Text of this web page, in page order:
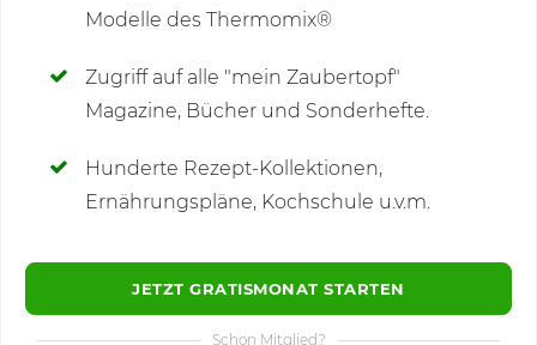
Modelle des Thermomix®
Zugriff auf alle "mein Zaubertopf"
Magazine, Bücher und Sonderhefte.
Hunderte Rezept-Kollektionen,
Ernährungspläne, Kochschule u.v.m.
JETZT GRATISMONAT STARTEN
Schon Mitglied?
Kommentare(9)